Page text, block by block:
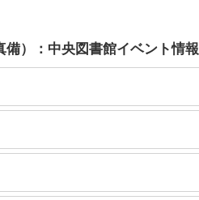
）：中央図書館イベント情報